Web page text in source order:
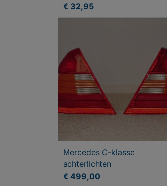
€ 32,95
Mercedes C-klasse
achterlichten
€ 499,00